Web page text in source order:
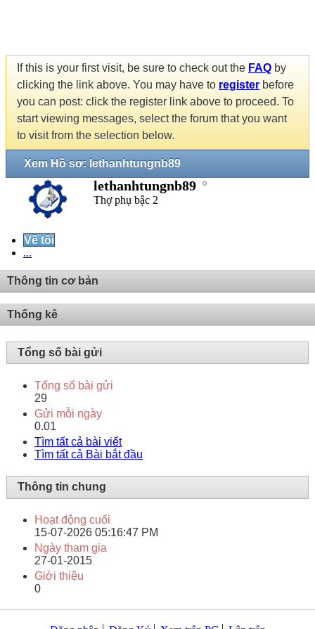
If this is your first visit, be sure to check out the FAQ by
clicking the link above. You may have to register before
you can post: click the register link above to proceed. To
start viewing messages, select the forum that you want
to visit from the selection below.
Xem Hồ sơ: lethanhtungnb89
lethanhtungnb89
Thợ phụ bậc 2
Về tôi
...
Thông tin cơ bản
Thống kê
Tổng số bài gửi
Tổng số bài gửi
29
Gửi mỗi ngày
0.01
Tìm tất cả bài viết
Tìm tất cả Bài bắt đầu
Thông tin chung
Hoạt động cuối
15-07-2026 05:16:47 PM
Ngày tham gia
27-01-2015
Giới thiệu
0